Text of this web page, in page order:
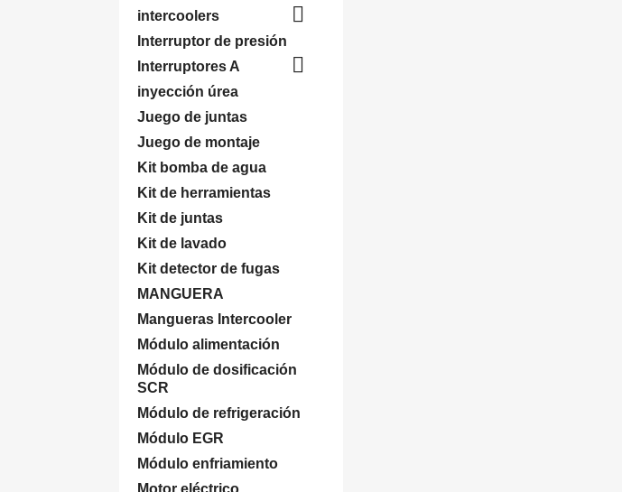
intercoolers 
Interruptor de presión
Interruptores A

inyección úrea
Juego de juntas
Juego de montaje
Kit bomba de agua
Kit de herramientas
Kit de juntas
Kit de lavado
Kit detector de fugas
MANGUERA
Mangueras Intercooler
Módulo alimentación
Módulo de dosificación
SCR
Módulo de refrigeración
Módulo EGR
Módulo enfriamiento
Motor eléctrico